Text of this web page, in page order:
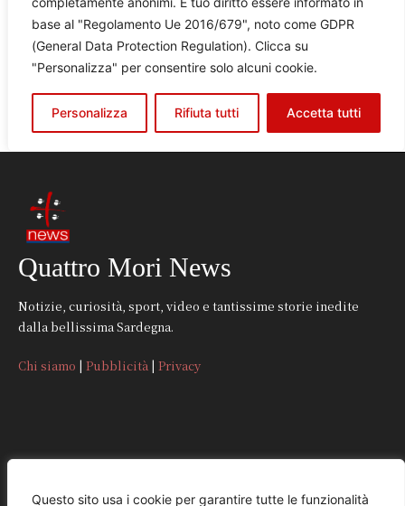
Questo sito usa i cookie per garantire tutte le funzionalità
Quattro Mori News
Notizie, curiosità, sport, video e tantissime storie inedite
dalla bellissima Sardegna.
Chi siamo | Pubblicità | Privacy
CONTATTI